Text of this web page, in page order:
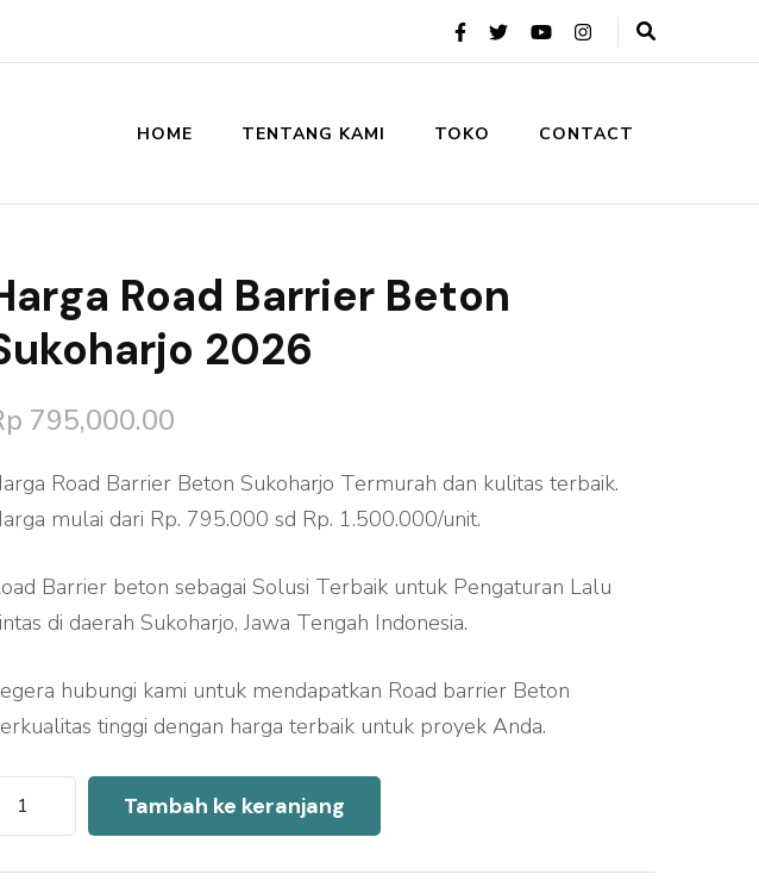
HOME TENTANG KAMI TOKO CONTACT
Road Barrier Beton
2026
795,000.00
Road Barrier Beton Sukoharjo Termurah dan kulitas terbaik.
mulai dari Rp. 795.000 sd Rp. 1.500.000/unit.
Barrier beton sebagai Solusi Terbaik untuk Pengaturan Lalu
di daerah Sukoharjo, Jawa Tengah Indonesia.
hubungi kami untuk mendapatkan Road barrier Beton
tinggi dengan harga terbaik untuk proyek Anda.
Kuantitas
Tambah ke keranjang